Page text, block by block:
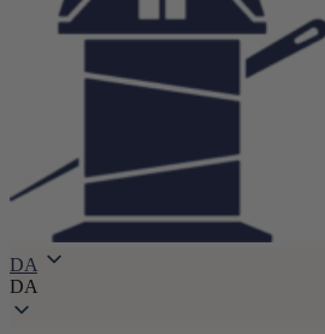
DA
DA